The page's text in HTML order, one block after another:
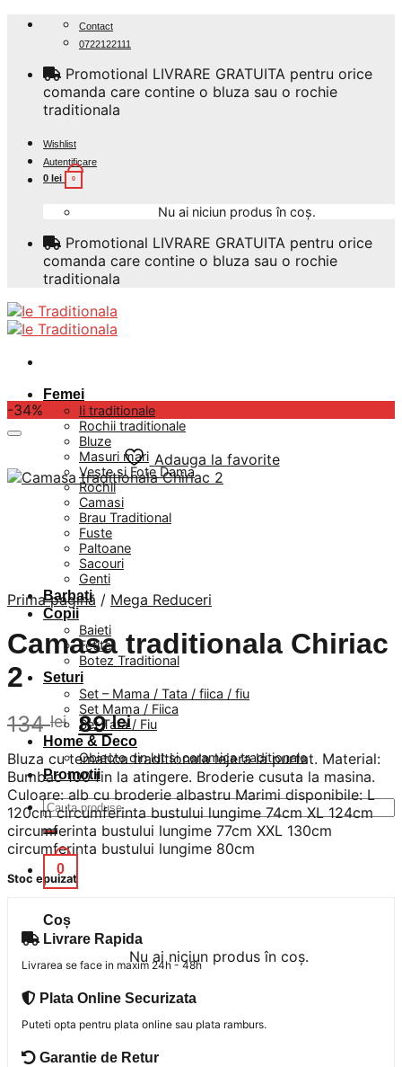
Skip
Contact
0722122111
Promotional LIVRARE GRATUITA pentru orice
comanda care contine o bluza sau o rochie
traditionala
Wishlist
Autentificare
0 lei 0
Nu ai niciun produs în coș.
Promotional LIVRARE GRATUITA pentru orice
comanda care contine o bluza sau o rochie
traditionala
Femei
Ii traditionale
Rochii traditionale
Bluze
Masuri mari
Veste si Fote Dama
Rochii
Camasi
Brau Traditional
Fuste
Paltoane
Sacouri
Genti
Barbati
Copii
Baieti
Fetite
Botez Traditional
Seturi
Set – Mama / Tata / fiica / fiu
Set Mama / Fiica
Set Tata / Fiu
Home & Deco
Obiecte din lut si ceramica traditionale
Promotii
Caută
după:
0
Coș
Nu ai niciun produs în coș.
-34%
Adauga la favorite
Prima pagină / Mega Reduceri
Camasa traditionala Chiriac
2
134lei
Prețul
inițial
a
fost:
134 lei.
89leiPrețul
curent
este:
89 lei.
Bluza cu tematica traditionala lejera la purtat. Material:
Bumbac 100 fin la atingere. Broderie cusuta la masina.
Culoare: alb cu broderie albastru Marimi disponibile: L
120cm circumferinta bustului lungime 74cm XL 124cm
circumferinta bustului lungime 77cm XXL 130cm
circumferinta bustului lungime 80cm
Stoc epuizat
Livrare Rapida
Livrarea se face in maxim 24h - 48h
Plata Online Securizata
Puteti opta pentru plata online sau plata ramburs.
Garantie de Retur